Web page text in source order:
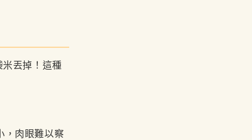
丟掉！這種
，肉眼難以察